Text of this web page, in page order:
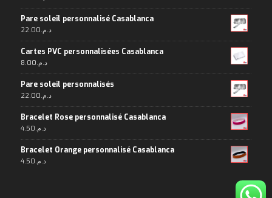
Pare soleil personnalisé Casablanca
د.م.22.00
Cartes PVC personnalisées Casablanca
د.م.8.00
Pare soleil personnalisés
د.م.22.00
Bracelet Rose personnalisé Casablanca
د.م.4.50
Bracelet Orange personnalisé Casablanca
د.م.4.50